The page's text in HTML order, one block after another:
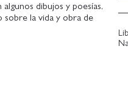
dibujos y poesías,
la vida y obra de
de mi vida, mis
estoy justificando ;
una técnica
y patético caos